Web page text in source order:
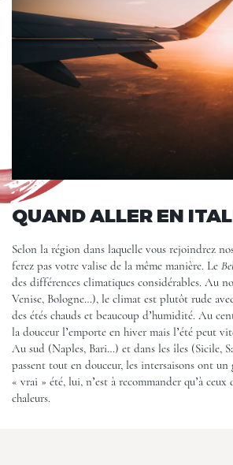
QUAND ALLER EN
Selon la région dans laquelle vous rejoindrez
ferez pas votre valise de la même manière. Le
des différences climatiques considérables. Au
Venise, Bologne…), le climat est plutôt rude
des étés chauds et beaucoup d’humidité. Au
la douceur l’emporte en hiver mais l’été peut
Au sud (Naples, Bari…) et dans les îles (Sicile,
passent tout en douceur, les intersaisons ont un
« vrai » été, lui, n’est à recommander qu’à ceux
chaleurs.